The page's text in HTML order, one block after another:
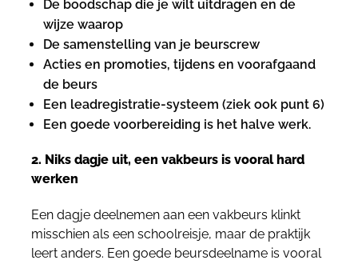
De boodschap die je wilt uitdragen en de
wijze waarop
De samenstelling van je beurscrew
Acties en promoties, tijdens en voorafgaand
de beurs
Een leadregistratie-systeem (ziek ook punt 6)
Een goede voorbereiding is het halve werk.
2. Niks dagje uit, een vakbeurs is vooral hard
werken
Een dagje deelnemen aan een vakbeurs klinkt
misschien als een schoolreisje, maar de praktijk
leert anders. Een goede beursdeelname is vooral